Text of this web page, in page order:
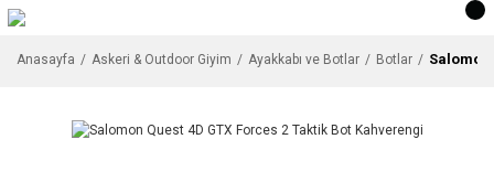
Anasayfa Askeri & Outdoor Giyim Ayakkabı ve Botlar Botlar Salomon